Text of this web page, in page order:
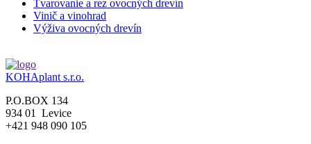
Tvarovanie a rez ovocných drevín
Vinič a vinohrad
Výživa ovocných drevín
KOHAplant s.r.o.
P.O.BOX 134
934 01 Levice
+421 948 090 105